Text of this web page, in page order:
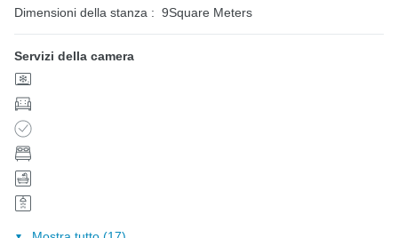
Dimensioni della stanza : 9Square Meters
Servizi della camera